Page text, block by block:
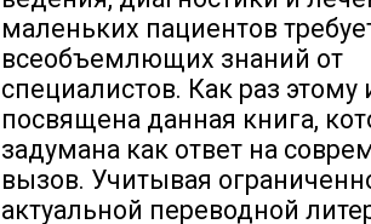
маленьких пациентов
всеобъемлющих знаний от
специалистов. Как раз этому
посвящена данная книга,
задумана как ответ на
вызов. Учитывая
актуальной переводной